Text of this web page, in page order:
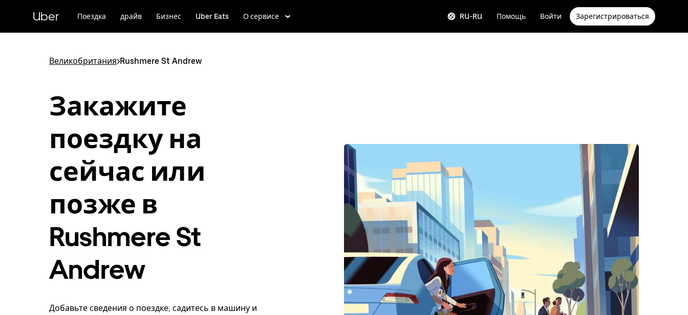
к
Uber Поездка драйв Бизнес Uber Eats О сервисе RU-RU Помощь Войти Зарегистрироваться
Великобритания>Rushmere St Andrew
Закажите
поездку на
сейчас или
позже в
Rushmere St
Andrew
Добавьте сведения о поездке, садитесь в машину и